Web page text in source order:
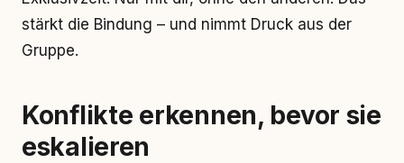
stärkt die Bindung – und nimmt Druck aus der
Gruppe.
Konflikte erkennen, bevor sie
eskalieren